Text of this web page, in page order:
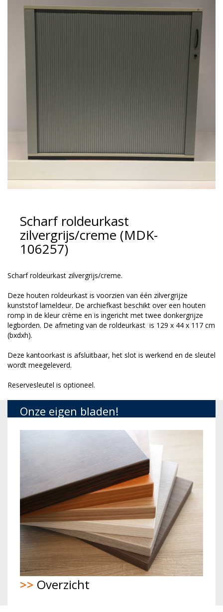
Scharf roldeurkast
zilvergrijs/creme (MDK-
106257)
Scharf roldeurkast zilvergrijs/creme.
Deze houten roldeurkast is voorzien van één zilvergrijze
kunststof lameldeur. De archiefkast beschikt over een houten
romp in de kleur crème en is ingericht met twee donkergrijze
legborden. De afmeting van de roldeurkast is 129 x 44 x 117 cm
(bxdxh).
Deze kantoorkast is afsluitbaar, het slot is werkend en de sleutel
wordt meegeleverd.
Reservesleutel is optioneel.
Onze eigen bladen!
>> Overzicht